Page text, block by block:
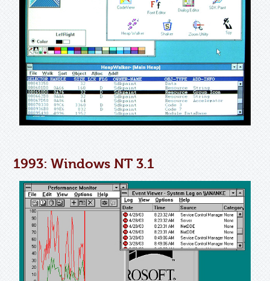
1993: Windows NT 3.1